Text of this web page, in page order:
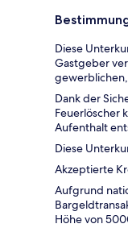
Diese
Gastgeber
Dank der
Feuerlöscher
Aufenthalt
Diese
Akzeptierte
Aufgrund
Höhe von